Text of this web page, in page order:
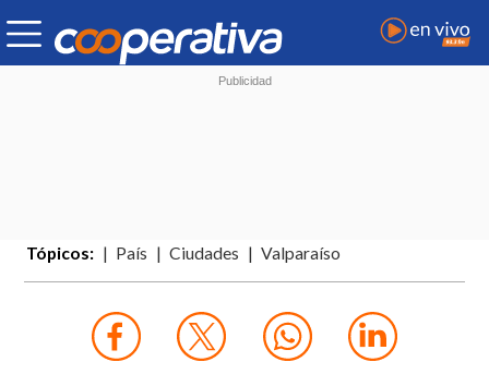
Tópicos: País Ciudades Valparaíso